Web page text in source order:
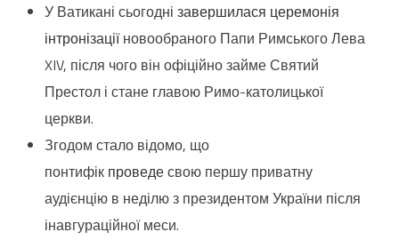
У Ватикані сьогодні завершилася церемонія
інтронізаціїновообраного Папи Римського Лева
XIV, після чого він офіційно займе Святий
Престол і стане главою Римо-католицької
церкви.
Згодом стало відомо, що
понтифік проведесвою першу приватну
аудієнцію в неділю з президентом України після
інавгураційної меси.